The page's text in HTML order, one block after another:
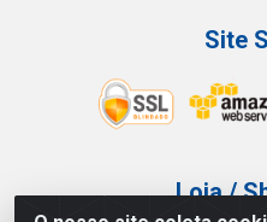
Site
Loja /